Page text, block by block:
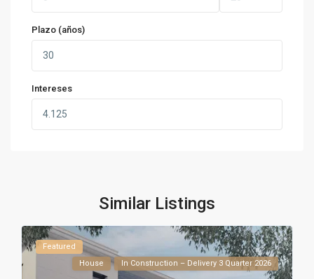
Plazo (años)
Intereses
Similar Listings
Featured
House
In Construction – Delivery 3 Quarter 2026